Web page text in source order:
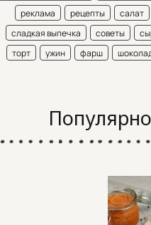
реклама
рецепты салат
сладкая выпечка
советы
торт
ужин фарш